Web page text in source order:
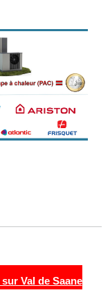
Val de Saane